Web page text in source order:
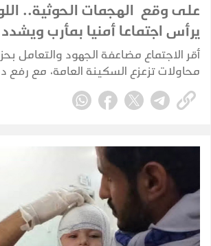
على وقع الهجمات الحوثية..
يرأس اجتماعا أمنيا بمأرب
الجاهزية القصوى
أقر الاجتماع مضاعفة الجهود والتعامل
محاولات تزعزع السكينة العامة، مع رفع
والسيطرة الميدانية في خندق مواجهة